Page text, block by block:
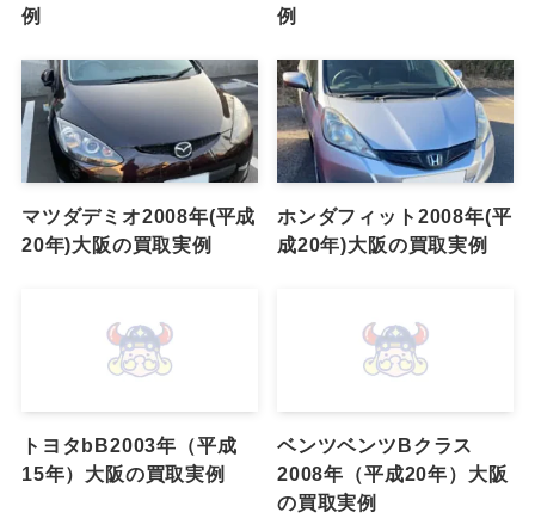
例
例
マツダデミオ2008年(平成
20年)大阪の買取実例
ホンダフィット2008年(平
成20年)大阪の買取実例
トヨタbB2003年（平成
15年）大阪の買取実例
ベンツベンツBクラス
2008年（平成20年）大阪
の買取実例